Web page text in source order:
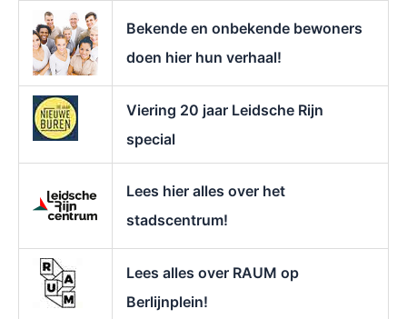
Bekende en onbekende bewoners
doen hier hun verhaal!
Viering 20 jaar Leidsche Rijn
special
Lees hier alles over het
stadscentrum!
Lees alles over RAUM op
Berlijnplein!